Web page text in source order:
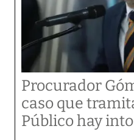
Procurador
caso que
Público hay